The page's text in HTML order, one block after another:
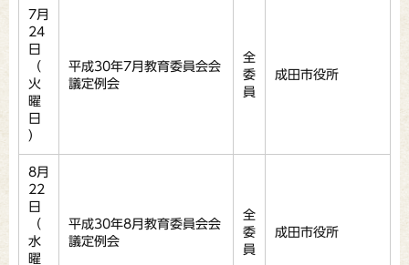
7月
24
日
（
火
曜
日
）
平成30年7月教育委員会会
議定例会
全
委
員
成田市役所
8月
22
日
（
水
曜
平成30年8月教育委員会会
議定例会
全
委
員
成田市役所